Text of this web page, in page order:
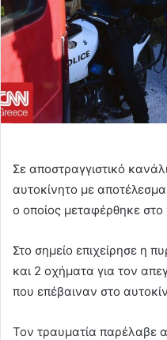
Σε αποστραγγιστικό
αυτοκίνητο με
ο οποίος μεταφέρθηκε στο
Στο σημείο επιχείρησε η
και 2 οχήματα για τον
που επέβαιναν στο
Τον τραυματία παρέλαβε